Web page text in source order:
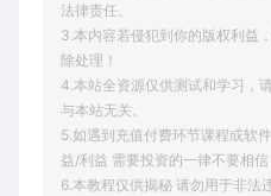
法律责任。
3.本内容若侵犯到你的版权利益
除处理！
4.本站全资源仅供测试和学习，
与本站无关。
5.如遇到充值付费环节课程或软
益/利益 需要投资的一律不要相信
6.本教程仅供揭秘 请勿用于非法